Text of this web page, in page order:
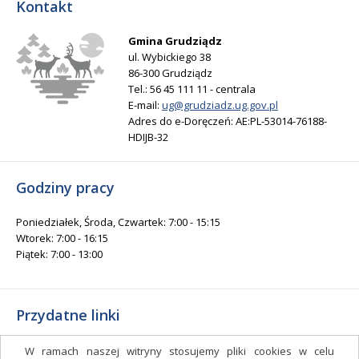
W ramach naszej witryny stosujemy pliki cookies w celu
Kontakt
Gmina Grudziądz
ul. Wybickiego 38
86-300 Grudziądz
Tel.: 56 45 111 11 - centrala
E-mail: ug@grudziadz.ug.gov.pl
Adres do e-Doręczeń: AE:PL-53014-76188-
HDIJB-32
Godziny pracy
Poniedziałek, Środa, Czwartek: 7:00 - 15:15
Wtorek: 7:00 - 16:15
Piątek: 7:00 - 13:00
Przydatne linki
Gminny Ośrodek Kultury i Sportu